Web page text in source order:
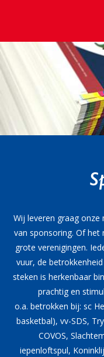
Wij leveren graag
van sponsoring. Of
grote verenigingen.
vuur, de
steken is herkenbaar
prachtig en
o.a. betrokken bij: sc
basketbal), vv-SDS,
COVOS,
iepenloftspul,